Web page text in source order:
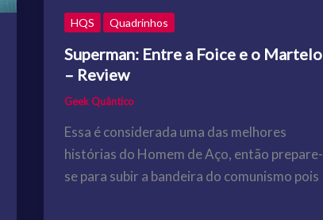
HQS Quadrinhos
Superman: Entre a Foice e o Martelo
– Review
Geek Quântico
Essa é considerada uma das melhores
histórias do Homem de Aço, então prepare-
se para subir a bandeira do comunismo pois